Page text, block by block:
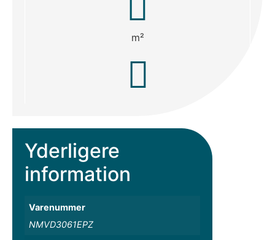
m²
Yderligere
information
Varenummer
NMVD3061EPZ